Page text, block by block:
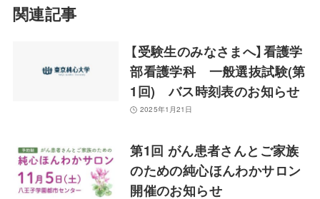
関連記事
【受験生のみなさまへ】看護学
部看護学科 一般選抜試験(第
1回) バス時刻表のお知らせ
2025年1月21日
第1回 がん患者さんとご家族
のための純心ほんわかサロン
開催のお知らせ